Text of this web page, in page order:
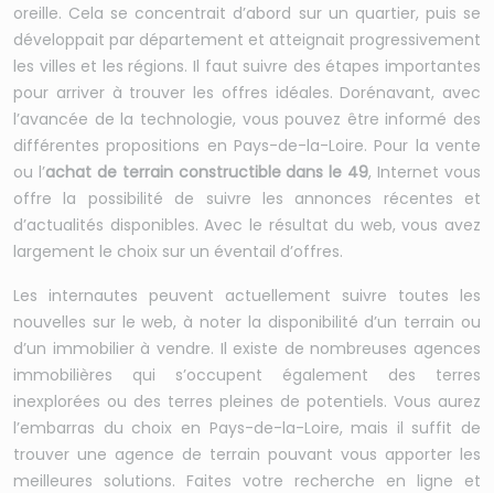
oreille. Cela se concentrait d’abord sur un quartier, puis se
développait par département et atteignait progressivement
les villes et les régions. Il faut suivre des étapes importantes
pour arriver à trouver les offres idéales. Dorénavant, avec
l’avancée de la technologie, vous pouvez être informé des
différentes propositions en Pays-de-la-Loire. Pour la vente
ou l’achat de terrain constructible dans le 49, Internet vous
offre la possibilité de suivre les annonces récentes et
d’actualités disponibles. Avec le résultat du web, vous avez
largement le choix sur un éventail d’offres.
Les internautes peuvent actuellement suivre toutes les
nouvelles sur le web, à noter la disponibilité d’un terrain ou
d’un immobilier à vendre. Il existe de nombreuses agences
immobilières qui s’occupent également des terres
inexplorées ou des terres pleines de potentiels. Vous aurez
l’embarras du choix en Pays-de-la-Loire, mais il suffit de
trouver une agence de terrain pouvant vous apporter les
meilleures solutions. Faites votre recherche en ligne et